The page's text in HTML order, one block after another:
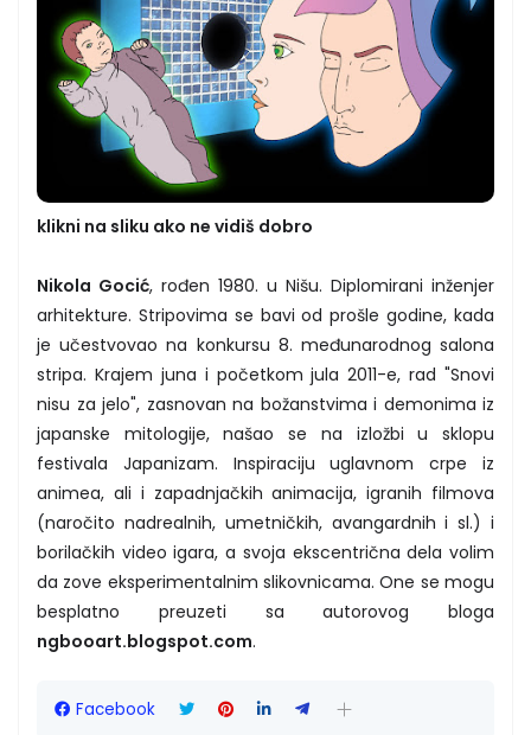
klikni na sliku ako ne vidiš dobro
Nikola Gocić, rođen 1980. u Nišu. Diplomirani inženjer
arhitekture. Stripovima se bavi od prošle godine, kada
je učestvovao na konkursu 8. međunarodnog salona
stripa. Krajem juna i početkom jula 2011-e, rad "Snovi
nisu za jelo", zasnovan na božanstvima i demonima iz
japanske mitologije, našao se na izložbi u sklopu
festivala Japanizam. Inspiraciju uglavnom crpe iz
animea, ali i zapadnjačkih animacija, igranih filmova
(naročito nadrealnih, umetničkih, avangardnih i sl.) i
borilačkih video igara, a svoja ekscentrična dela volim
da zove eksperimentalnim slikovnicama. One se mogu
besplatno preuzeti sa autorovog bloga
ngbooart.blogspot.com.
Facebook